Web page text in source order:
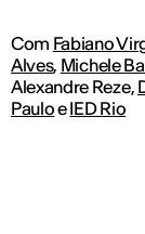
Com Fabiano
Alves, Michele
Alexandre Reze,
PauloeIED Rio